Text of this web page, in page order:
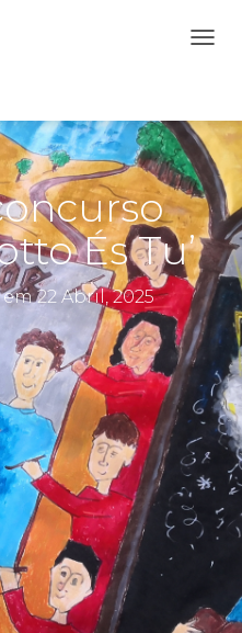
R
N
R
A
N
V
E
G
A
Ã
O
És Tu’
em22 Abril, 2025